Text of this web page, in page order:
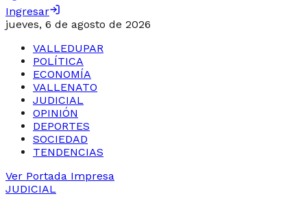
Ingresar
jueves, 6 de agosto de 2026
VALLEDUPAR
POLÍTICA
ECONOMÍA
VALLENATO
JUDICIAL
OPINIÓN
DEPORTES
SOCIEDAD
TENDENCIAS
Ver Portada Impresa
JUDICIAL